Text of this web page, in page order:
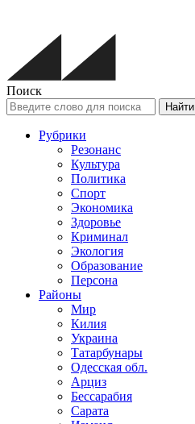
Поиск
Найти
Рубрики
Резонанс
Культура
Политика
Спорт
Экономика
Здоровье
Криминал
Экология
Образование
Персона
Районы
Мир
Килия
Украина
Татарбунары
Одесская обл.
Арциз
Бессарабия
Сарата